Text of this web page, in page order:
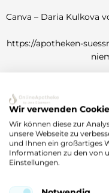
Canva – Daria Kulkova
https://apotheken-
Canva –
https://apotheken-
Wir verwenden
Wir können diese zur
unsere Webseite zu
und Ihnen ein großartiges
Informationen zu den von
Einstellungen.